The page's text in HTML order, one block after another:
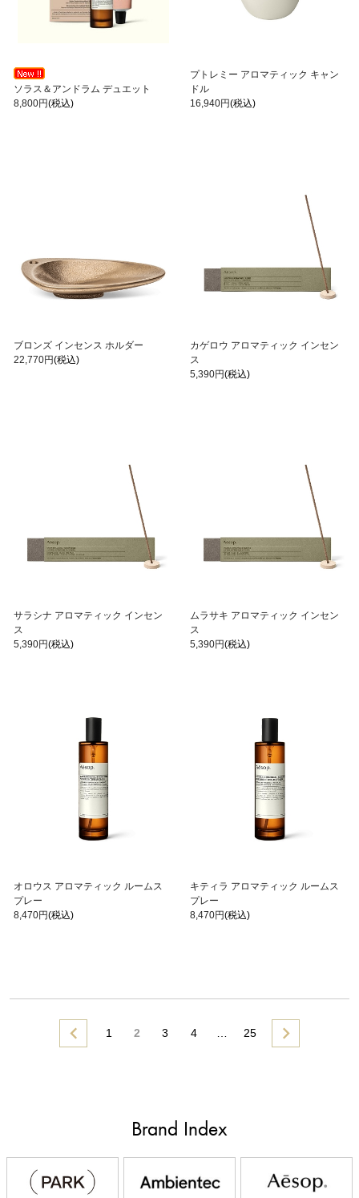
ソラス＆アンドラム デュエット
8,800円(税込)
プトレミー アロマティック キャン
ドル
16,940円(税込)
ブロンズ インセンス ホルダー
22,770円(税込)
カゲロウ アロマティック インセン
ス
5,390円(税込)
サラシナ アロマティック インセン
ス
5,390円(税込)
ムラサキ アロマティック インセン
ス
5,390円(税込)
オロウス アロマティック ルームス
プレー
8,470円(税込)
キティラ アロマティック ルームス
プレー
8,470円(税込)
1 2 3 4 … 25
Brand Index